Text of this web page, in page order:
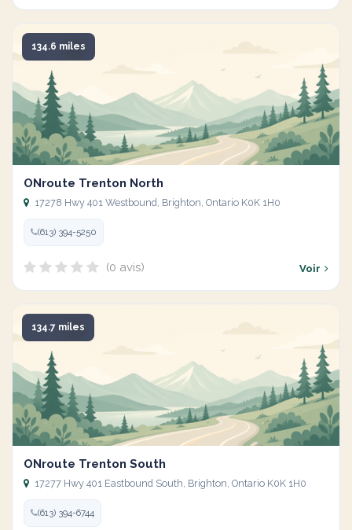
134.6 miles
ONroute Trenton North
17278 Hwy 401 Westbound, Brighton, Ontario K0K 1H0
(613) 394-5250
(0 avis) Voir
134.7 miles
ONroute Trenton South
17277 Hwy 401 Eastbound South, Brighton, Ontario K0K 1H0
(613) 394-6744